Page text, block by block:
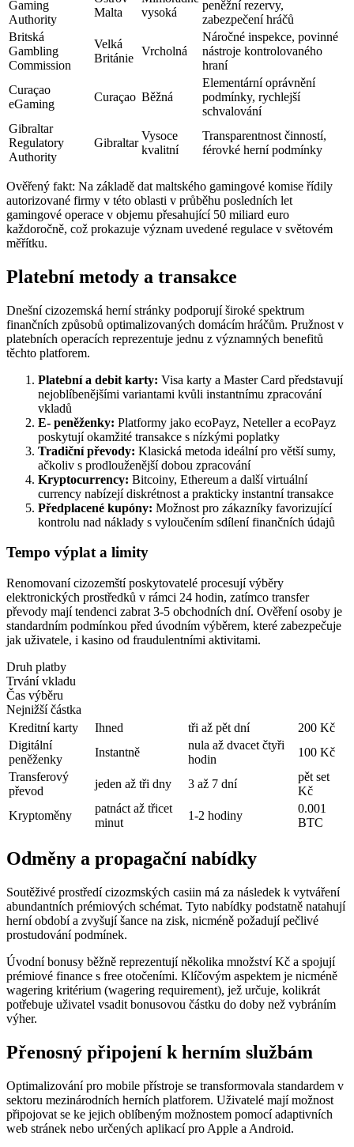
Gaming
Authority
Malta
vysoká
peněžní rezervy,
zabezpečení hráčů
Britská
Gambling
Commission
Velká
Británie
Vrcholná
Náročné inspekce, povinné
nástroje kontrolovaného
hraní
Curaçao
eGaming
Curaçao Běžná
Elementární oprávnění
podmínky, rychlejší
schvalování
Gibraltar
Regulatory
Authority
Gibraltar
Vysoce
kvalitní
Transparentnost činností,
férovké herní podmínky
Ověřený fakt: Na základě dat maltského gamingové komise řídily
autorizované firmy v této oblasti v průběhu posledních let
gamingové operace v objemu přesahující 50 miliard euro
každoročně, což prokazuje význam uvedené regulace v světovém
měřítku.
Platební metody a transakce
Dnešní cizozemská herní stránky podporují široké spektrum
finančních způsobů optimalizovaných domácím hráčům. Pružnost v
platebních operacích reprezentuje jednu z významných benefitů
těchto platforem.
Platební a debit karty: Visa karty a Master Card představují
nejoblíbenějšími variantami kvůli instantnímu zpracování
vkladů
E- peněženky: Platformy jako ecoPayz, Neteller a ecoPayz
poskytují okamžité transakce s nízkými poplatky
Tradiční převody: Klasická metoda ideální pro větší sumy,
ačkoliv s prodlouženější dobou zpracování
Kryptocurrency: Bitcoiny, Ethereum a další virtuální
currency nabízejí diskrétnost a prakticky instantní transakce
Předplacené kupóny: Možnost pro zákazníky favorizující
kontrolu nad náklady s vyloučením sdílení finančních údajů
Tempo výplat a limity
Renomovaní cizozemští poskytovatelé procesují výběry
elektronických prostředků v rámci 24 hodin, zatímco transfer
převody mají tendenci zabrat 3-5 obchodních dní. Ověření osoby je
standardním podmínkou před úvodním výběrem, které zabezpečuje
jak uživatele, i kasino od fraudulentními aktivitami.
Druh platby
Trvání vkladu
Čas výběru
Nejnižší částka
Kreditní karty
Ihned tři až pět dní
200 Kč
Digitální
peněženky
Instantně
nula až dvacet čtyři
hodin
100 Kč
Transferový
převod
jeden až tři dny 3 až 7 dní
pět set
Kč
Kryptoměny
patnáct až třicet
minut
1-2 hodiny
0.001
BTC
Odměny a propagační nabídky
Soutěživé prostředí cizozmských casiin má za následek k vytváření
abundantních prémiových schémat. Tyto nabídky podstatně natahují
herní období a zvyšují šance na zisk, nicméně požadují pečlivé
prostudování podmínek.
Úvodní bonusy běžně reprezentují několika množství Kč a spojují
prémiové finance s free otočeními. Klíčovým aspektem je nicméně
wagering kritérium (wagering requirement), jež určuje, kolikrát
potřebuje uživatel vsadit bonusovou částku do doby než vybráním
výher.
Přenosný připojení k herním službám
Optimalizování pro mobile přístroje se transformovala standardem v
sektoru mezinárodních herních platforem. Uživatelé mají možnost
připojovat se ke jejich oblíbeným možnostem pomocí adaptivních
web stránek nebo určených aplikací pro Apple a Android.